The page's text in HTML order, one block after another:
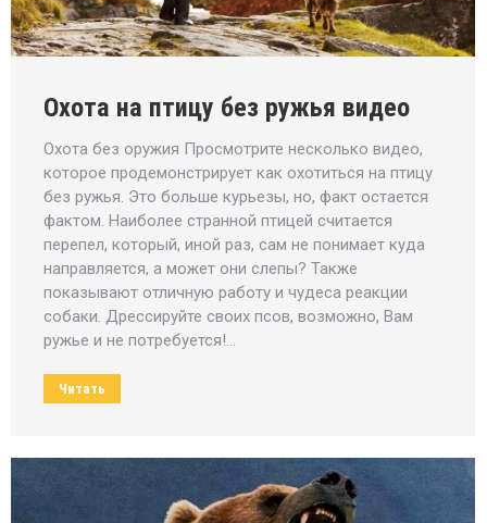
Охота на птицу без ружья видео
Охота без оружия Просмотрите несколько видео,
которое продемонстрирует как охотиться на птицу
без ружья. Это больше курьезы, но, факт остается
фактом. Наиболее странной птицей считается
перепел, который, иной раз, сам не понимает куда
направляется, а может они слепы? Также
показывают отличную работу и чудеса реакции
собаки. Дрессируйте своих псов, возможно, Вам
ружье и не потребуется!…
Читать